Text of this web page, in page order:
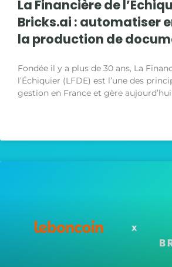
La Financière de
Bricks.ai : automatiser
la production de
Fondée il y a plus de 30 ans, La
l’Échiquier (LFDE) est l’une des
gestion en France et gère aujourd’hui